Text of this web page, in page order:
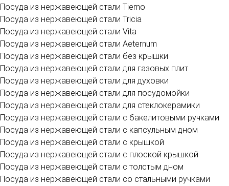
Посуда из нержавеющей стали Tierno
Посуда из нержавеющей стали Tricia
Посуда из нержавеющей стали Vita
Посуда из нержавеющей стали Аeternum
Посуда из нержавеющей стали без крышки
Посуда из нержавеющей стали для газовых плит
Посуда из нержавеющей стали для духовки
Посуда из нержавеющей стали для посудомойки
Посуда из нержавеющей стали для стеклокерамики
Посуда из нержавеющей стали с бакелитовыми ручками
Посуда из нержавеющей стали с капсульным дном
Посуда из нержавеющей стали с крышкой
Посуда из нержавеющей стали с плоской крышкой
Посуда из нержавеющей стали с толстым дном
Посуда из нержавеющей стали со стальными ручками